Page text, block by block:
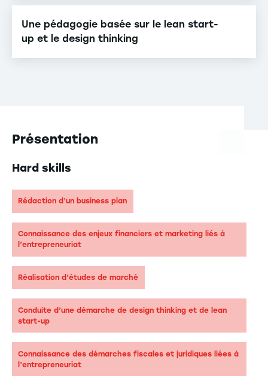
Une pédagogie basée sur le lean start-
up et le design thinking
Présentation
Hard skills
Rédaction d’un business plan
Connaissance des enjeux financiers et marketing liés à
l’entrepreneuriat
Réalisation d’études de marché
Conduite d’une démarche de design thinking et de lean
start-up
Connaissance des démarches fiscales et juridiques liées à
l’entrepreneuriat